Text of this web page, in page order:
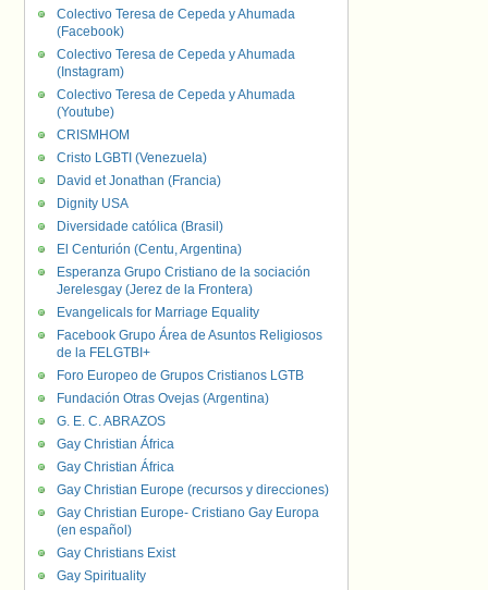
Colectivo Teresa de Cepeda y Ahumada
(Facebook)
Colectivo Teresa de Cepeda y Ahumada
(Instagram)
Colectivo Teresa de Cepeda y Ahumada
(Youtube)
CRISMHOM
Cristo LGBTI (Venezuela)
David et Jonathan (Francia)
Dignity USA
Diversidade católica (Brasil)
El Centurión (Centu, Argentina)
Esperanza Grupo Cristiano de la sociación
Jerelesgay (Jerez de la Frontera)
Evangelicals for Marriage Equality
Facebook Grupo Área de Asuntos Religiosos
de la FELGTBI+
Foro Europeo de Grupos Cristianos LGTB
Fundación Otras Ovejas (Argentina)
G. E. C. ABRAZOS
Gay Christian África
Gay Christian África
Gay Christian Europe (recursos y direcciones)
Gay Christian Europe- Cristiano Gay Europa
(en español)
Gay Christians Exist
Gay Spirituality